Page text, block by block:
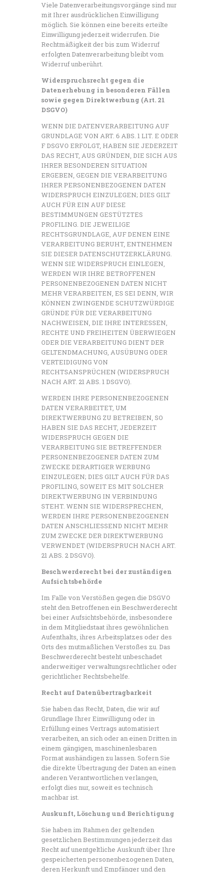
Viele Datenverarbeitungsvorgänge sind nur
mit Ihrer ausdrücklichen Einwilligung
möglich. Sie können eine bereits erteilte
Einwilligung jederzeit widerrufen. Die
Rechtmäßigkeit der bis zum Widerruf
erfolgten Datenverarbeitung bleibt vom
Widerruf unberührt.
Widerspruchsrecht gegen die
Datenerhebung in besonderen Fällen
sowie gegen Direktwerbung (Art. 21
DSGVO)
WENN DIE DATENVERARBEITUNG AUF
GRUNDLAGE VON ART. 6 ABS. 1 LIT. E ODER
F DSGVO ERFOLGT, HABEN SIE JEDERZEIT
DAS RECHT, AUS GRÜNDEN, DIE SICH AUS
IHRER BESONDEREN SITUATION
ERGEBEN, GEGEN DIE VERARBEITUNG
IHRER PERSONENBEZOGENEN DATEN
WIDERSPRUCH EINZULEGEN; DIES GILT
AUCH FÜR EIN AUF DIESE
BESTIMMUNGEN GESTÜTZTES
PROFILING. DIE JEWEILIGE
RECHTSGRUNDLAGE, AUF DENEN EINE
VERARBEITUNG BERUHT, ENTNEHMEN
SIE DIESER DATENSCHUTZERKLÄRUNG.
WENN SIE WIDERSPRUCH EINLEGEN,
WERDEN WIR IHRE BETROFFENEN
PERSONENBEZOGENEN DATEN NICHT
MEHR VERARBEITEN, ES SEI DENN, WIR
KÖNNEN ZWINGENDE SCHUTZWÜRDIGE
GRÜNDE FÜR DIE VERARBEITUNG
NACHWEISEN, DIE IHRE INTERESSEN,
RECHTE UND FREIHEITEN ÜBERWIEGEN
ODER DIE VERARBEITUNG DIENT DER
GELTENDMACHUNG, AUSÜBUNG ODER
VERTEIDIGUNG VON
RECHTSANSPRÜCHEN (WIDERSPRUCH
NACH ART. 21 ABS. 1 DSGVO).
WERDEN IHRE PERSONENBEZOGENEN
DATEN VERARBEITET, UM
DIREKTWERBUNG ZU BETREIBEN, SO
HABEN SIE DAS RECHT, JEDERZEIT
WIDERSPRUCH GEGEN DIE
VERARBEITUNG SIE BETREFFENDER
PERSONENBEZOGENER DATEN ZUM
ZWECKE DERARTIGER WERBUNG
EINZULEGEN; DIES GILT AUCH FÜR DAS
PROFILING, SOWEIT ES MIT SOLCHER
DIREKTWERBUNG IN VERBINDUNG
STEHT. WENN SIE WIDERSPRECHEN,
WERDEN IHRE PERSONENBEZOGENEN
DATEN ANSCHLIESSEND NICHT MEHR
ZUM ZWECKE DER DIREKTWERBUNG
VERWENDET (WIDERSPRUCH NACH ART.
21 ABS. 2 DSGVO).
Beschwerderecht bei der zuständigen
Aufsichtsbehörde
Im Falle von Verstößen gegen die DSGVO
steht den Betroffenen ein Beschwerderecht
bei einer Aufsichtsbehörde, insbesondere
in dem Mitgliedstaat ihres gewöhnlichen
Aufenthalts, ihres Arbeitsplatzes oder des
Orts des mutmaßlichen Verstoßes zu. Das
Beschwerderecht besteht unbeschadet
anderweitiger verwaltungsrechtlicher oder
gerichtlicher Rechtsbehelfe.
Recht auf Datenübertragbarkeit
Sie haben das Recht, Daten, die wir auf
Grundlage Ihrer Einwilligung oder in
Erfüllung eines Vertrags automatisiert
verarbeiten, an sich oder an einen Dritten in
einem gängigen, maschinenlesbaren
Format aushändigen zu lassen. Sofern Sie
die direkte Übertragung der Daten an einen
anderen Verantwortlichen verlangen,
erfolgt dies nur, soweit es technisch
machbar ist.
Auskunft, Löschung und Berichtigung
Sie haben im Rahmen der geltenden
gesetzlichen Bestimmungen jederzeit das
Recht auf unentgeltliche Auskunft über Ihre
gespeicherten personenbezogenen Daten,
deren Herkunft und Empfänger und den